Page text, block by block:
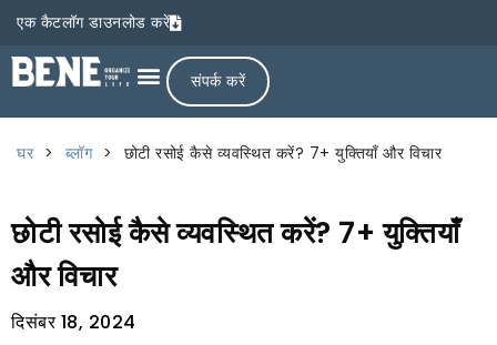
एक कैटलॉग डाउनलोड करें
संपर्क करें
घर > ब्लॉग > छोटी रसोई कैसे व्यवस्थित करें? 7+ युक्तियाँ और विचार
छोटी रसोई कैसे व्यवस्थित करें? 7+ युक्तियाँ
और विचार
दिसंबर 18, 2024